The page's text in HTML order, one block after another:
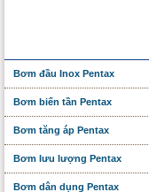
Bơm đầu Inox Pentax
Bơm biến tần Pentax
Bơm tăng áp Pentax
Bơm lưu lượng Pentax
Bơm dân dụng Pentax